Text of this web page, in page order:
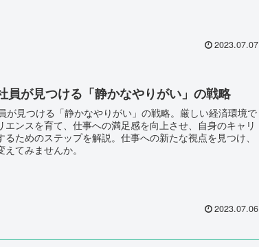
2023.07.07
員が見つける「静かなやりがい」の戦略
が見つける「静かなやりがい」の戦略。厳しい経済環境で
エンスを育て、仕事への満足感を向上させ、自身のキャリ
るためのステップを解説。仕事への新たな視点を見つけ、
てみませんか。
2023.07.06